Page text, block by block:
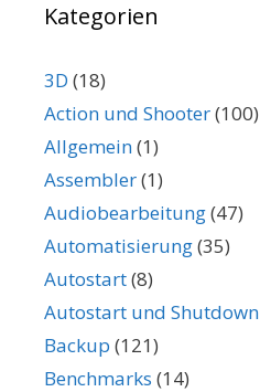
Kategorien
3D (18)
Action und Shooter(100)
Allgemein(1)
Assembler(1)
Audiobearbeitung(47)
Automatisierung(35)
Autostart(8)
Autostart und Shutdown
Backup (121)
Benchmarks (14)